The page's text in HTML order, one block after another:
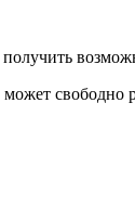
свободно